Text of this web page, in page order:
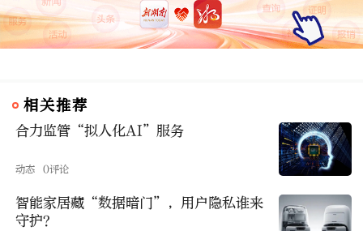
相关推荐
合力监管“拟人化AI”服务
动态 0评论
智能家居藏“数据暗门”，用户隐私谁来
守护？